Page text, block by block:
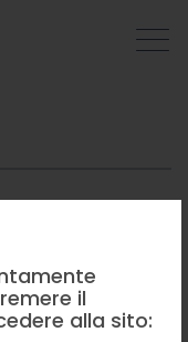
il
alla sito:
in